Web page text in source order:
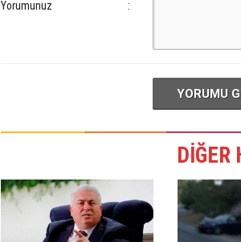
Yorumunuz :
YORUMU
DİĞER